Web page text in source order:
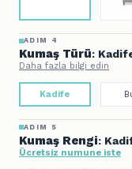
ADIM 4
Kumaş Türü:
Daha fazla bilgi edin
Kadife
ADIM 5
Kumaş Rengi:
Ücretsiz numune iste